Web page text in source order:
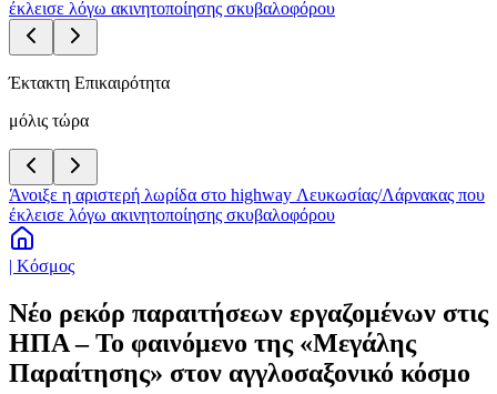
έκλεισε λόγω ακινητοποίησης σκυβαλοφόρου
Έκτακτη Επικαιρότητα
μόλις τώρα
Άνοιξε η αριστερή λωρίδα στο highway Λευκωσίας/Λάρνακας που
έκλεισε λόγω ακινητοποίησης σκυβαλοφόρου
| Κόσμος
Νέο ρεκόρ παραιτήσεων εργαζομένων στις
ΗΠΑ – Το φαινόμενο της «Μεγάλης
Παραίτησης» στον αγγλοσαξονικό κόσμο